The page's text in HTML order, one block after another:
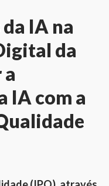
IA na
da
a
IA com a